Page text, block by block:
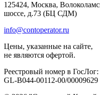
125424, Москва,
шоссе, д.73 (БЦ СДМ)
info@contoperator.ru
Цены, указанные на сайте,
не являются офертой.
Реестровый номер в ГосЛог:
GL-B044-00112-00/00009629